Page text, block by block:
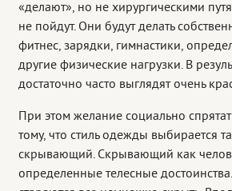
«делают», но не хирургическими
не пойдут. Они будут делать
фитнес, зарядки, гимнастики,
другие физические нагрузки. В
достаточно часто выглядят очень
При этом желание социально
тому, что стиль одежды выбирается
скрывающий. Скрывающий как
определенные телесные